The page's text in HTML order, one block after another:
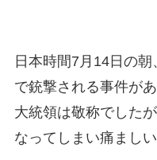
日本時間7月14日の
で銃撃される事件が
大統領は敬称でした
なってしまい痛まし